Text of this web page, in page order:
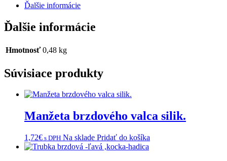
Ďalšie informácie
Ďalšie informácie
Hmotnosť 0,48 kg
Súvisiace produkty
Manžeta brzdového valca silik.
1,72€ s DPH Na sklade Pridať do košíka